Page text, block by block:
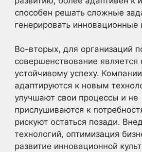
способен решать сложные
генерировать инновационные
Во-вторых, для организаций
совершенствование
устойчивому успеху.
адаптируются к новым
улучшают свои процессы и не
прислушиваются к
рискуют остаться позади.
технологий, оптимизация
развитие инновационной